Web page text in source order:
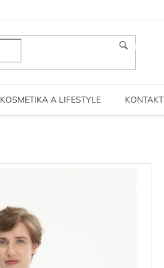
HLEDAT
KOSMETIKA A LIFESTYLE KONTAKT